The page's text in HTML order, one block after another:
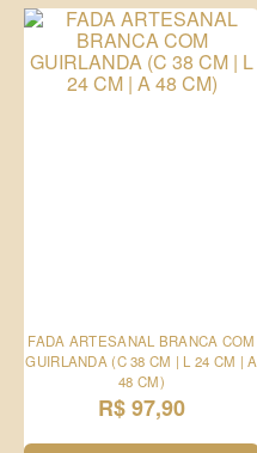
FADA ARTESANAL BRANCA COM
GUIRLANDA (C 38 CM | L 24 CM | A
48 CM)
R$ 97,90